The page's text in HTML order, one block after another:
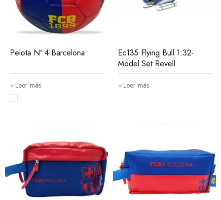
Pelota Nº 4 Barcelona
Leer más
Ec135 Flying Bull 1:32-
Model Set Revell
Leer más